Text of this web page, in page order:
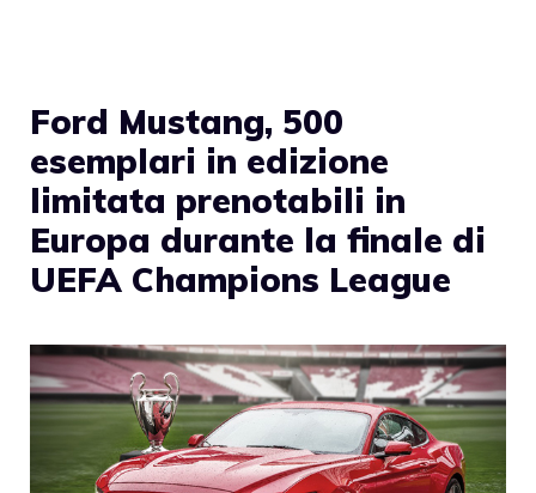
Ford Mustang, 500
esemplari in edizione
limitata prenotabili in
Europa durante la finale di
UEFA Champions League